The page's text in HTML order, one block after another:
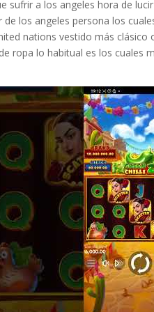
sufrir a los angeles hora de
los angeles persona los
nations vestido más clásico
ropa lo habitual es los cuales